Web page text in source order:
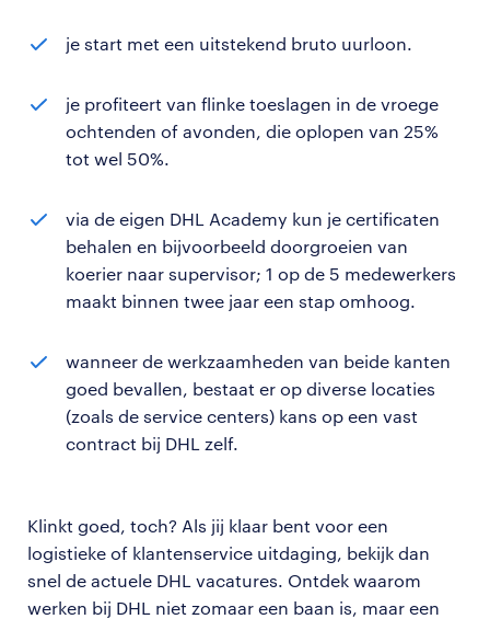
je start met een uitstekend bruto uurloon.
je profiteert van flinke toeslagen in de vroege
ochtenden of avonden, die oplopen van 25%
tot wel 50%.
via de eigen DHL Academy kun je certificaten
behalen en bijvoorbeeld doorgroeien van
koerier naar supervisor; 1 op de 5 medewerkers
maakt binnen twee jaar een stap omhoog.
wanneer de werkzaamheden van beide kanten
goed bevallen, bestaat er op diverse locaties
(zoals de service centers) kans op een vast
contract bij DHL zelf.
Klinkt goed, toch? Als jij klaar bent voor een
logistieke of klantenservice uitdaging, bekijk dan
snel de actuele DHL vacatures. Ontdek waarom
werken bij DHL niet zomaar een baan is, maar een